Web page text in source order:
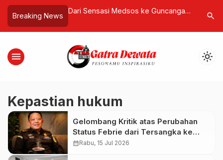
Breaking News
Oelasin Mandek,
RAB
Dari Sensasi Medsos ke Guncangan
Maduro Mengubah Peta Politik
Amerika Latin
Limasearch
menu light_mode
Kepastian hukum
Gelombang Kritik atas Perubahan
Status Febrie dari Tersangka ke
Saksi
calendar_monthRabu, 15 Jul 2026